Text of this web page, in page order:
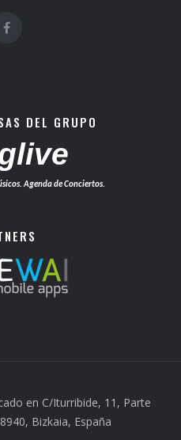
DEL GRUPO
Agenda de Conciertos.
en C/Iturribide, 11, Parte
Bizkaia, España